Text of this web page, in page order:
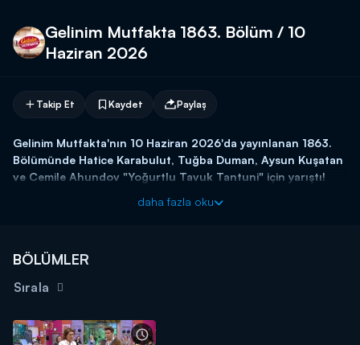
Gelinim Mutfakta 1863. Bölüm / 10
Haziran 2026
Takip Et Kaydet Paylaş
Gelinim Mutfakta'nın 10 Haziran 2026'da yayınlanan 1863.
Bölümünde Hatice Karabulut, Tuğba Duman, Aysun Kuşatan
ve Cemile Ahundov "Yoğurtlu Tavuk Tantuni" için yarıştı!
Başladığı tarihten itibaren hafta birincilerine 15 altın bilezik ödül
yemek yaparım, altınları kaparım!"
formunu doldurmaya başlayın!
BAŞVURULARINIZ İÇİN WHATSAPP HATTI:
BAŞVURULARINIZ İÇİN WEB
ADRESİ:https://www.kanald.com.tr/gelinim-mutfakta-basvuru-
daha fazla oku
BÖLÜMLER
Sırala